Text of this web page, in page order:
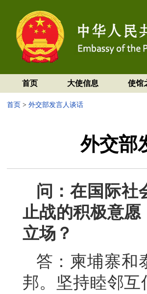
首页 大使信息 使馆
首页 > 外交部发言人谈话
外交部
问：在国际社
止战的积极意
立场？
答：柬埔寨和
邦。坚持睦邻